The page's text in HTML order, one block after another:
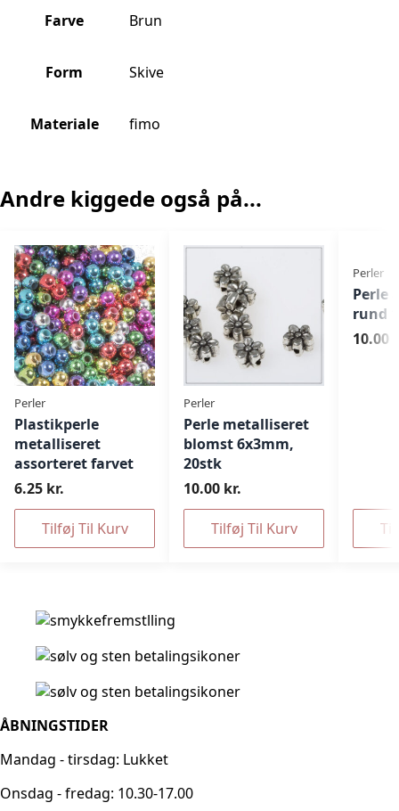
Farve Brun
Form Skive
Materiale fimo
Andre kiggede også på...
Perler
Plastikperle
metalliseret
assorteret farvet
6.25 kr.
Tilføj Til Kurv
Perler
Perle metalliseret
blomst 6x3mm,
20stk
10.00 kr.
Tilføj Til Kurv
Perler
Perle
rund
10.00
ÅBNINGSTIDER
Mandag - tirsdag: Lukket
Onsdag - fredag: 10.30-17.00